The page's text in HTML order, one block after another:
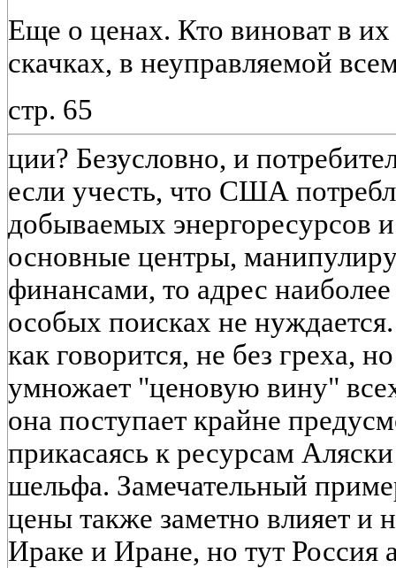
Еще о ценах. Кто виноват в
скачках, в неуправляемой
стр. 65
ции? Безусловно, и
если учесть, что США
добываемых энергоресурсов
основные центры,
финансами, то адрес
особых поисках не
как говорится, не без греха,
умножает "ценовую вину"
она поступает крайне
прикасаясь к ресурсам
шельфа. Замечательный
цены также заметно влияет и
Ираке и Иране, но тут